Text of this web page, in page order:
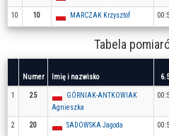
10 10 MARCZAK Krzysztof
Tabela
Numer Imię i nazwisko
1 25
GÓRNIAK-ANTKOWIAK
Agnieszka
2 20 SADOWSKA Jagoda